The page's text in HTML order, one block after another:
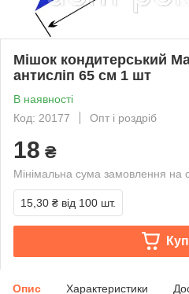
Мішок кондитерський
антисліп 65 см 1 шт
В наявності
Код: 20177
Опт і роздріб
18 ₴
Мінімальна сума замовлення на
15,30 ₴ від 100 шт.
Опис Характеристики